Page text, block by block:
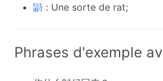
鼭 : Une sorte de rat;
Phrases d'exemple